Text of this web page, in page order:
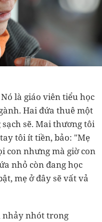
là giáo viên tiểu học
Hai đứa thuê một
sẽ. Mai thương tôi
tôi ít tiền, bảo: "Mẹ
con nhưng mà giờ con
nhỏ còn đang học
mẹ ở đây sẽ vất vả
nhảy nhót trong